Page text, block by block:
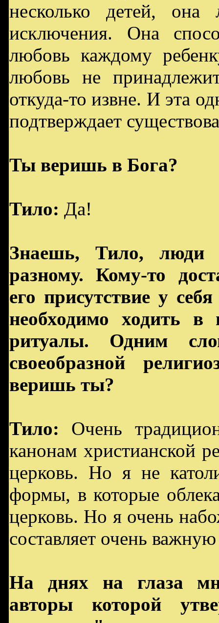
несколько детей,
исключения. Она
любовь каждому
любовь не
откуда-то извне. И эта
подтверждает
Ты веришь в Бога?
Тило: Да!
Знаешь, Тило, люди
разному. Кому-то
его присутствие у
необходимо ходить в
ритуалы. Одним
своеобразной
веришь ты?
Тило: Очень
канонам христианской
церковь. Но я не
формы, в которые
церковь. Но я очень
составляет очень
На днях на глаза
авторы которой